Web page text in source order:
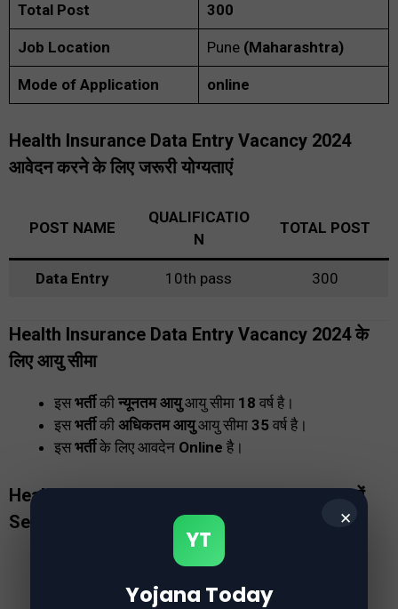
Total Post 300
Job Location Pune (Maharashtra)
Mode of Application online
Health Insurance Data Entry Vacancy 2024
आवेदन करने के लिए जरूरी योग्यताएं
POST NAME
QUALIFICATIO
N
TOTAL POST
Data Entry 10th pass 300
Health Insurance Data Entry Vacancy 2024 के
लिए आयु सीमा
इसभर्तीकी न्यूनतम आयुआयु सीमा 18 वर्ष है।
इसभर्तीकी अधिकतम आयुआयु सीमा 35 वर्ष है।
इसभर्तीके लिए आवदेन Online है।
Health Insurance Data Entry Vacancy 2024में
Selection Process
Document Verification
Medical Examination
✕
YT
Yojana Today